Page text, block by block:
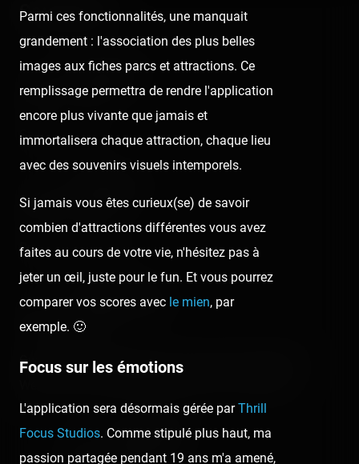
Comments
Ludovic Kahn
6 years ago
Stylé le on ride
6 years ago
Bravo super onride !
Jonathan Philippe
6 years ago
Gwenola Burlot Gwendoline Jaffrot Antho Philippe
Antho Philippe
6 years ago
Parmi ces fonctionnalités, une manquait
grandement : l'association des plus belles
images aux fiches parcs et attractions. Ce
remplissage permettra de rendre l'application
encore plus vivante que jamais et
immortalisera chaque attraction, chaque lieu
avec des souvenirs visuels intemporels.
Si jamais vous êtes curieux(se) de savoir
combien d'attractions différentes vous avez
faites au cours de votre vie, n'hésitez pas à
jeter un œil, juste pour le fun. Et vous pourrez
comparer vos scores avec le mien, par
exemple. 🙂
Focus sur les émotions
L'application sera désormais gérée parThrill
Focus Studios. Comme stipulé plus haut, ma
passion partagée pendant 19 ans m'a amené,